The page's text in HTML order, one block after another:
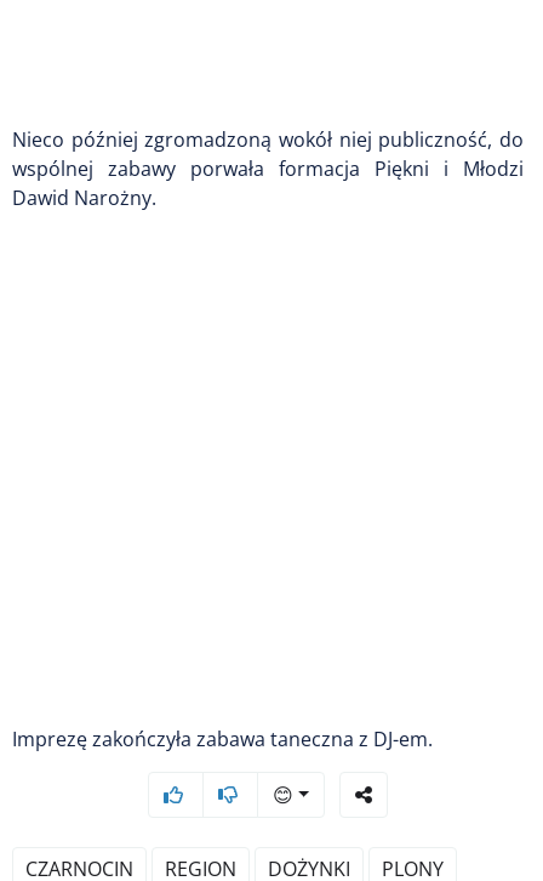
Nieco później zgromadzoną wokół niej publiczność, do
wspólnej zabawy porwała formacja Piękni i Młodzi
Dawid Narożny.
Imprezę zakończyła zabawa taneczna z DJ-em.
😊
CZARNOCIN REGION DOŻYNKI PLONY